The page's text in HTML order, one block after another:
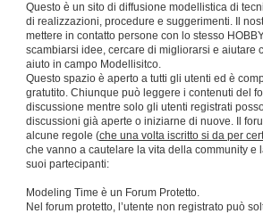
Questo è un sito di diffusione modellistica di
di realizzazioni, procedure e suggerimenti. Il
mettere in contatto persone con lo stesso
scambiarsi idee, cercare di migliorarsi e aiutare
aiuto in campo Modellisitco.
Questo spazio è aperto a tutti gli utenti ed è
gratutito. Chiunque può leggere i contenuti del
discussione mentre solo gli utenti registrati
discussioni già aperte o iniziarne di nuove. Il
alcune regole (che una volta iscritto si da per
che vanno a cautelare la vita della community e
suoi partecipanti:
Modeling Time è un Forum Protetto.
Nel forum protetto, l’utente non registrato può